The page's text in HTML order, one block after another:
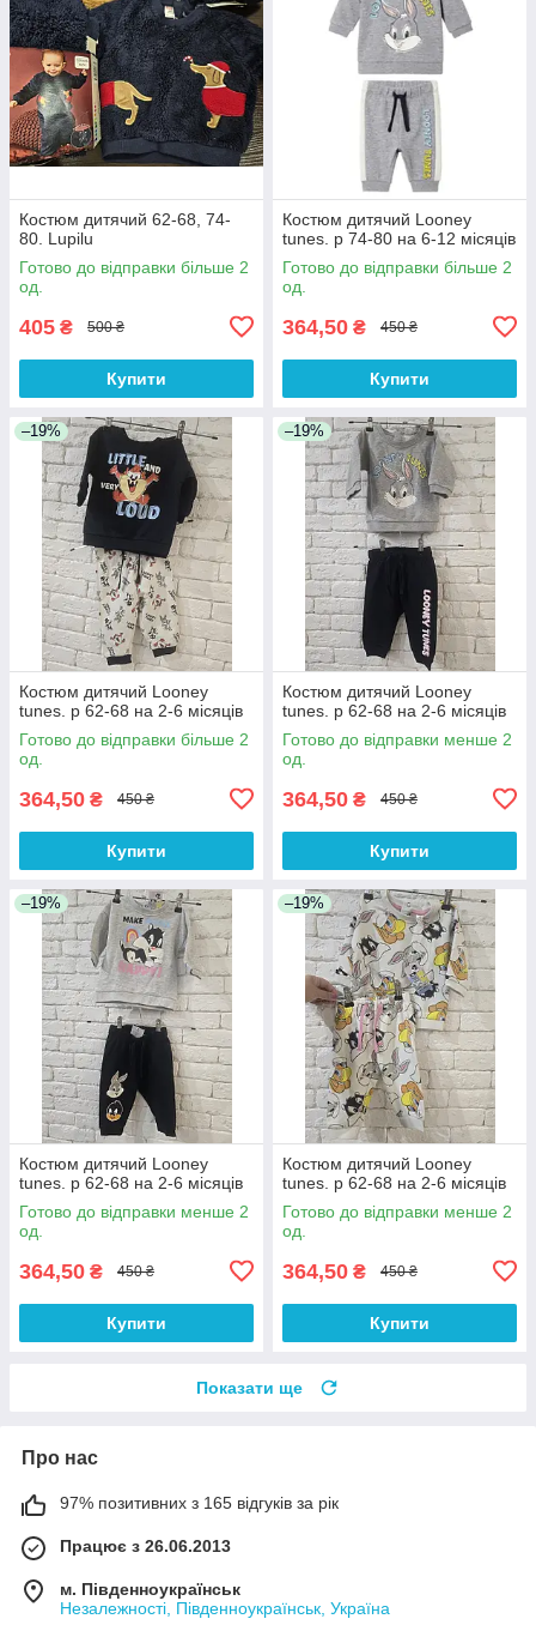
Костюм дитячий 62-68, 74-
80. Lupilu
Готово до відправки більше 2
од.
405 ₴ 500 ₴
Купити
Костюм дитячий Looney
tunes. р 74-80 на 6-12 місяців
Готово до відправки більше 2
од.
364,50 ₴ 450 ₴
Купити
–19%
Костюм дитячий Looney
tunes. р 62-68 на 2-6 місяців
Готово до відправки більше 2
од.
364,50 ₴ 450 ₴
Купити
–19%
Костюм дитячий Looney
tunes. р 62-68 на 2-6 місяців
Готово до відправки менше 2
од.
364,50 ₴ 450 ₴
Купити
–19%
Костюм дитячий Looney
tunes. р 62-68 на 2-6 місяців
Готово до відправки менше 2
од.
364,50 ₴ 450 ₴
Купити
–19%
Костюм дитячий Looney
tunes. р 62-68 на 2-6 місяців
Готово до відправки менше 2
од.
364,50 ₴ 450 ₴
Купити
Показати ще
Про нас
97% позитивних з 165 відгуків за рік
Працює з 26.06.2013
м. Південноукраїнськ
Незалежності, Південноукраїнськ, Україна